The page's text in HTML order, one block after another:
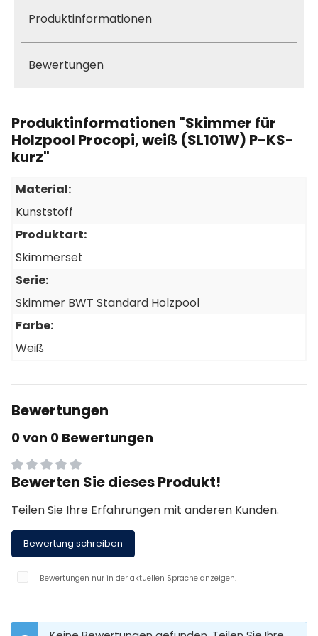
Produktinformationen
Bewertungen
Produktinformationen "Skimmer für
Holzpool Procopi, weiß (SL101W) P-KS-
kurz"
Material:
Kunststoff
Produktart:
Skimmerset
Serie:
Skimmer BWT Standard Holzpool
Farbe:
Weiß
Bewertungen
0 von 0 Bewertungen
Durchschnittliche Bewertung von 0 von 5 Sternen
Bewerten Sie dieses Produkt!
Teilen Sie Ihre Erfahrungen mit anderen Kunden.
Bewertung schreiben
Bewertungen nur in der aktuellen Sprache anzeigen.